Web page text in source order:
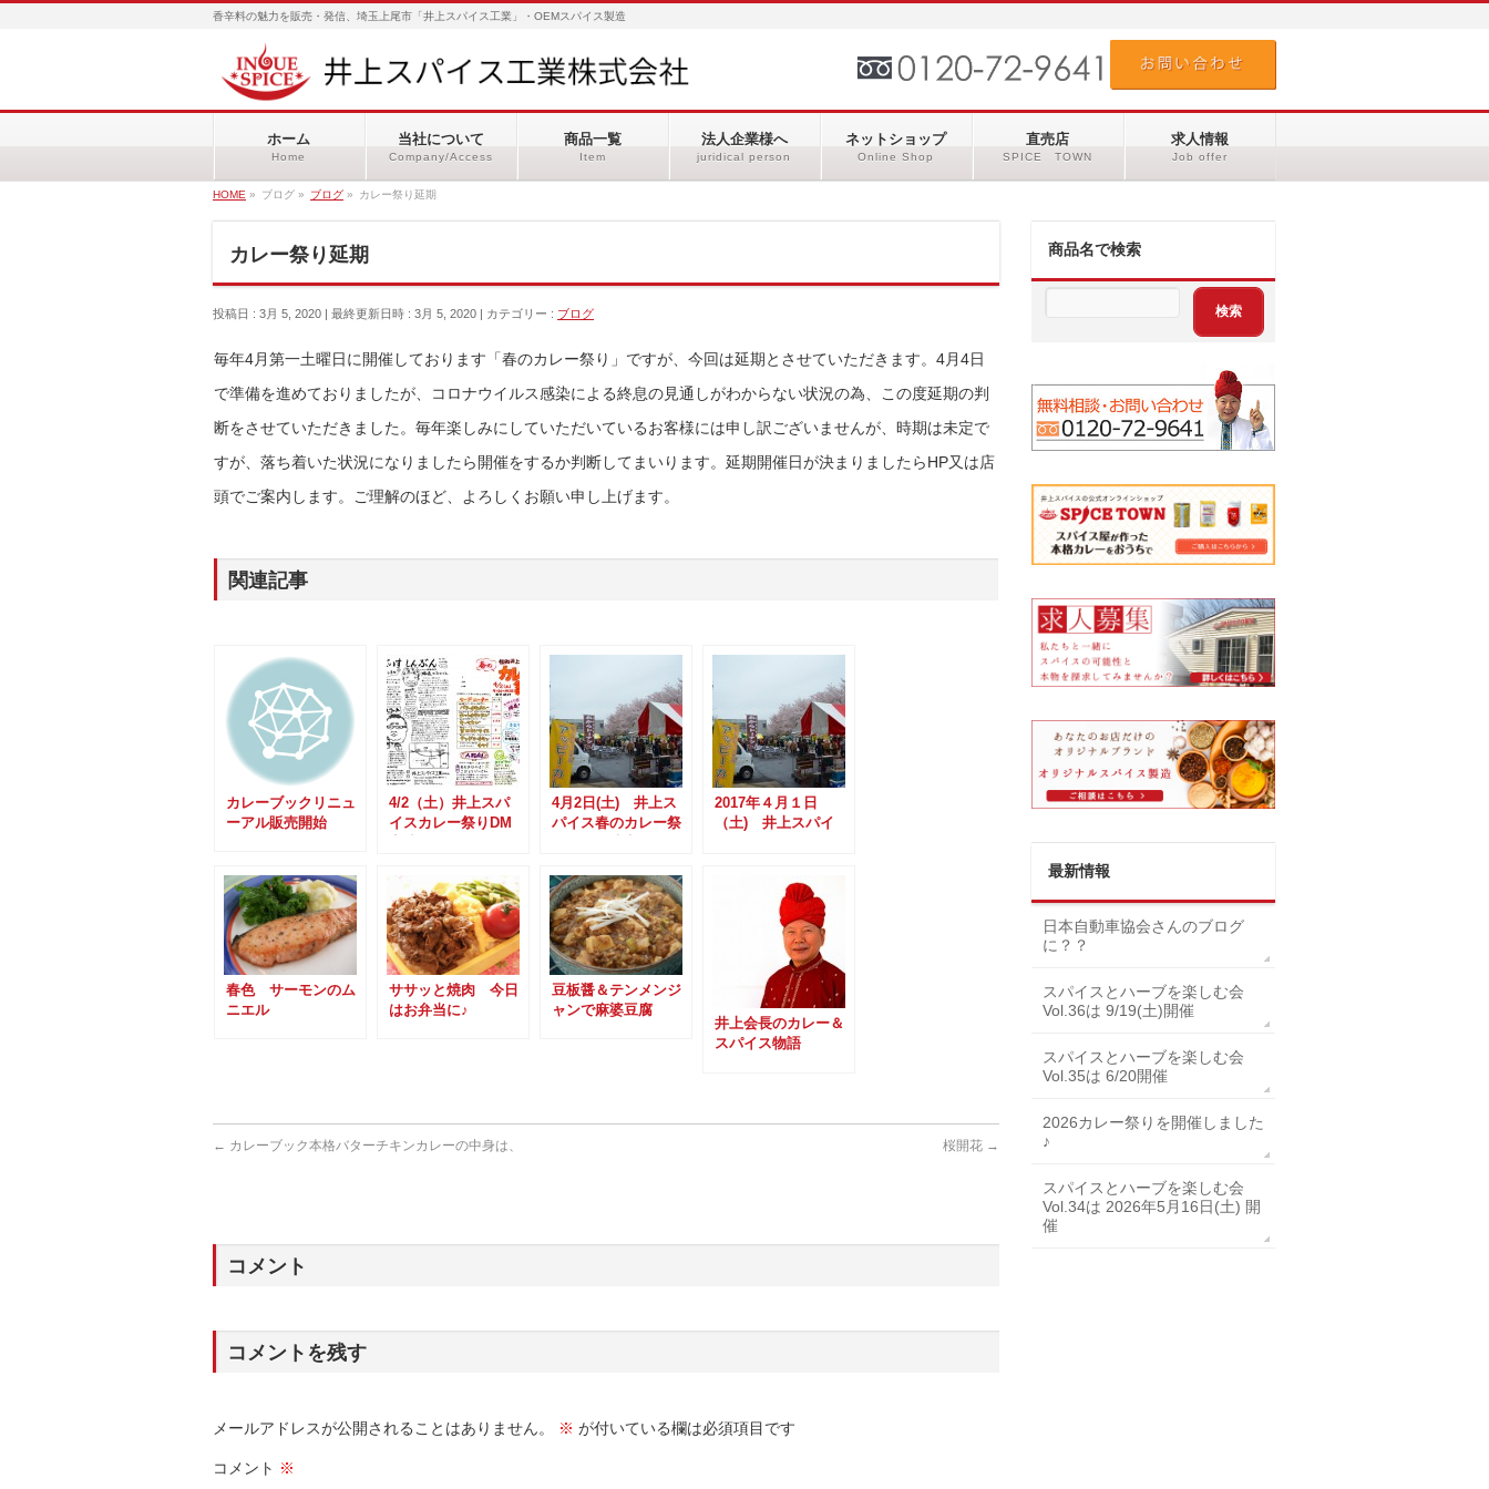
香辛料の魅力を販売・発信、埼玉上尾市「井上スパイス工業」・OEMスパイス製造
ホーム
Home
当社について
Company/Access
商品一覧
Item
法人企業様へ
juridical person
ネットショップ
Online Shop
直売店
SPICE TOWN
求人情報
Job offer
HOME » ブログ » ブログ » カレー祭り延期
カレー祭り延期
投稿日 : 3月 5, 2020 最終更新日時 : 3月 5, 2020 カテゴリー : ブログ
毎年4月第一土曜日に開催しております「春のカレー祭り」ですが、今回は延期とさせていただきます。4月4日
で準備を進めておりましたが、コロナウイルス感染による終息の見通しがわからない状況の為、この度延期の判
断をさせていただきました。毎年楽しみにしていただいているお客様には申し訳ございませんが、時期は未定で
すが、落ち着いた状況になりましたら開催をするか判断してまいります。延期開催日が決まりましたらHP又は店
頭でご案内します。ご理解のほど、よろしくお願い申し上げます。
関連記事
カレーブックリニュ
ーアル販売開始
4/2（土）井上スパ
イスカレー祭りDM
4月2日(土) 井上ス
パイス春のカレー祭
2017年４月１日
（土) 井上スパイ
春色 サーモンのム
ニエル
ササッと焼肉 今日
はお弁当に♪
豆板醤＆テンメンジ
ャンで麻婆豆腐
井上会長のカレー＆
スパイス物語
← カレーブック本格バターチキンカレーの中身は、 桜開花 →
コメント
コメントを残す
メールアドレスが公開されることはありません。 ※ が付いている欄は必須項目です
コメント ※
商品名で検索
最新情報
日本自動車協会さんのブログ
に？？
スパイスとハーブを楽しむ会
Vol.36は 9/19(土)開催
スパイスとハーブを楽しむ会
Vol.35は 6/20開催
2026カレー祭りを開催しました
♪
スパイスとハーブを楽しむ会
Vol.34は 2026年5月16日(土) 開
催